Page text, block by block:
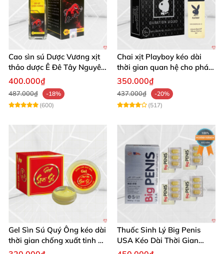
Cao sìn sú Dược Vương xịt
thảo dược Ê Đê Tây Nguyên
chính hãng
400.000₫
487.000₫
-18%
(600)
Chai xịt Playboy kéo dài
thời gian quan hệ cho phái
mạnh hiệu quả ngay
350.000₫
437.000₫
-20%
(517)
Gel Sìn Sú Quý Ông kéo dài
thời gian chống xuất tinh an
toàn hiệu quả
Thuốc Sinh Lý Big Penis
USA Kéo Dài Thời Gian
Chống Xuất Tinh Sớm